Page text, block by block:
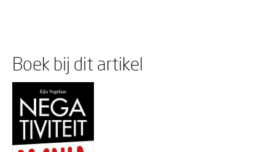
Boek bij dit artikel